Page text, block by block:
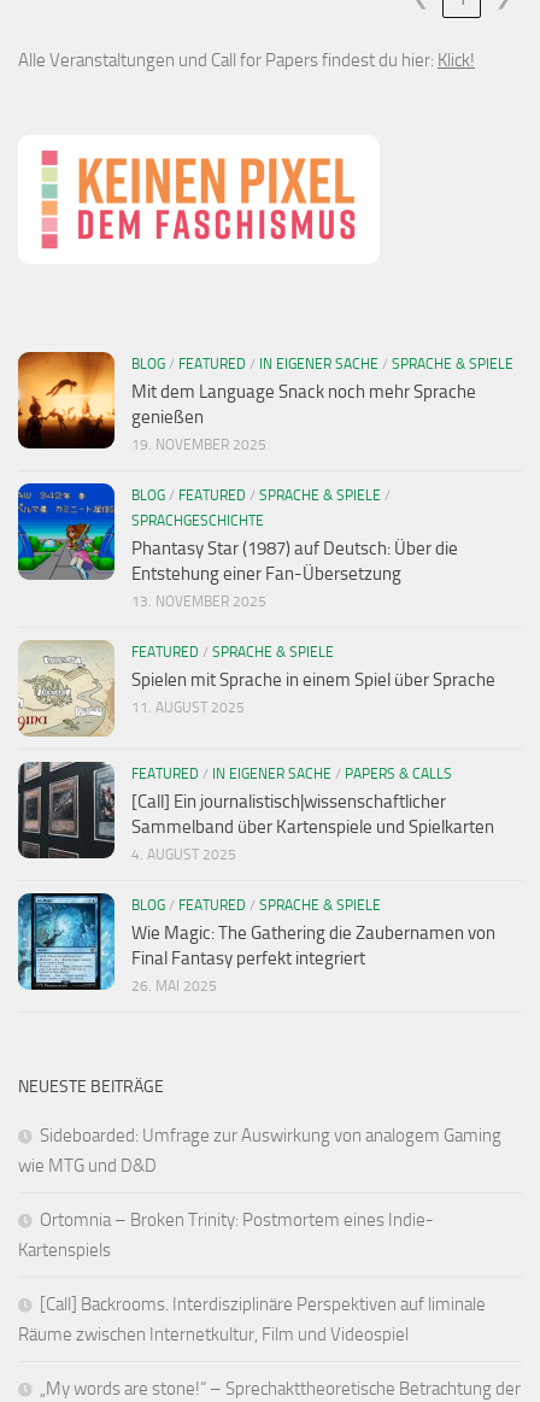
Alle Veranstaltungen und Call for Papers findest du hier: Klick!
BLOG / FEATURED / IN EIGENER SACHE / SPRACHE & SPIELE
Mit dem Language Snack noch mehr Sprache
genießen
19. NOVEMBER 2025
BLOG / FEATURED / SPRACHE & SPIELE /
SPRACHGESCHICHTE
Phantasy Star (1987) auf Deutsch: Über die
Entstehung einer Fan-Übersetzung
13. NOVEMBER 2025
FEATURED / SPRACHE & SPIELE
Spielen mit Sprache in einem Spiel über Sprache
11. AUGUST 2025
FEATURED / IN EIGENER SACHE / PAPERS & CALLS
[Call] Ein journalistisch|wissenschaftlicher
Sammelband über Kartenspiele und Spielkarten
4. AUGUST 2025
BLOG / FEATURED / SPRACHE & SPIELE
Wie Magic: The Gathering die Zaubernamen von
Final Fantasy perfekt integriert
26. MAI 2025
NEUESTE BEITRÄGE
Sideboarded: Umfrage zur Auswirkung von analogem Gaming
wie MTG und D&D
Ortomnia – Broken Trinity: Postmortem eines Indie-
Kartenspiels
[Call] Backrooms. Interdisziplinäre Perspektiven auf liminale
Räume zwischen Internetkultur, Film und Videospiel
„My words are stone!“ – Sprechakttheoretische Betrachtung der